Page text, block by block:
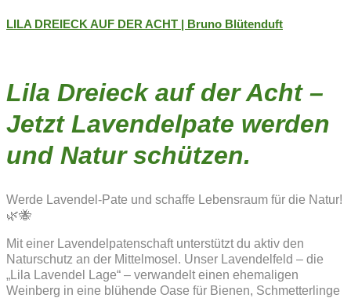
LILA DREIECK AUF DER ACHT | Bruno Blütenduft
Lila Dreieck auf der Acht –
Jetzt Lavendelpate werden
und Natur schützen.
Werde Lavendel-Pate und schaffe Lebensraum für die Natur!
🌿🐝
Mit einer Lavendelpatenschaft unterstützt du aktiv den
Naturschutz an der Mittelmosel. Unser Lavendelfeld – die
„Lila Lavendel Lage“ – verwandelt einen ehemaligen
Weinberg in eine blühende Oase für Bienen, Schmetterlinge